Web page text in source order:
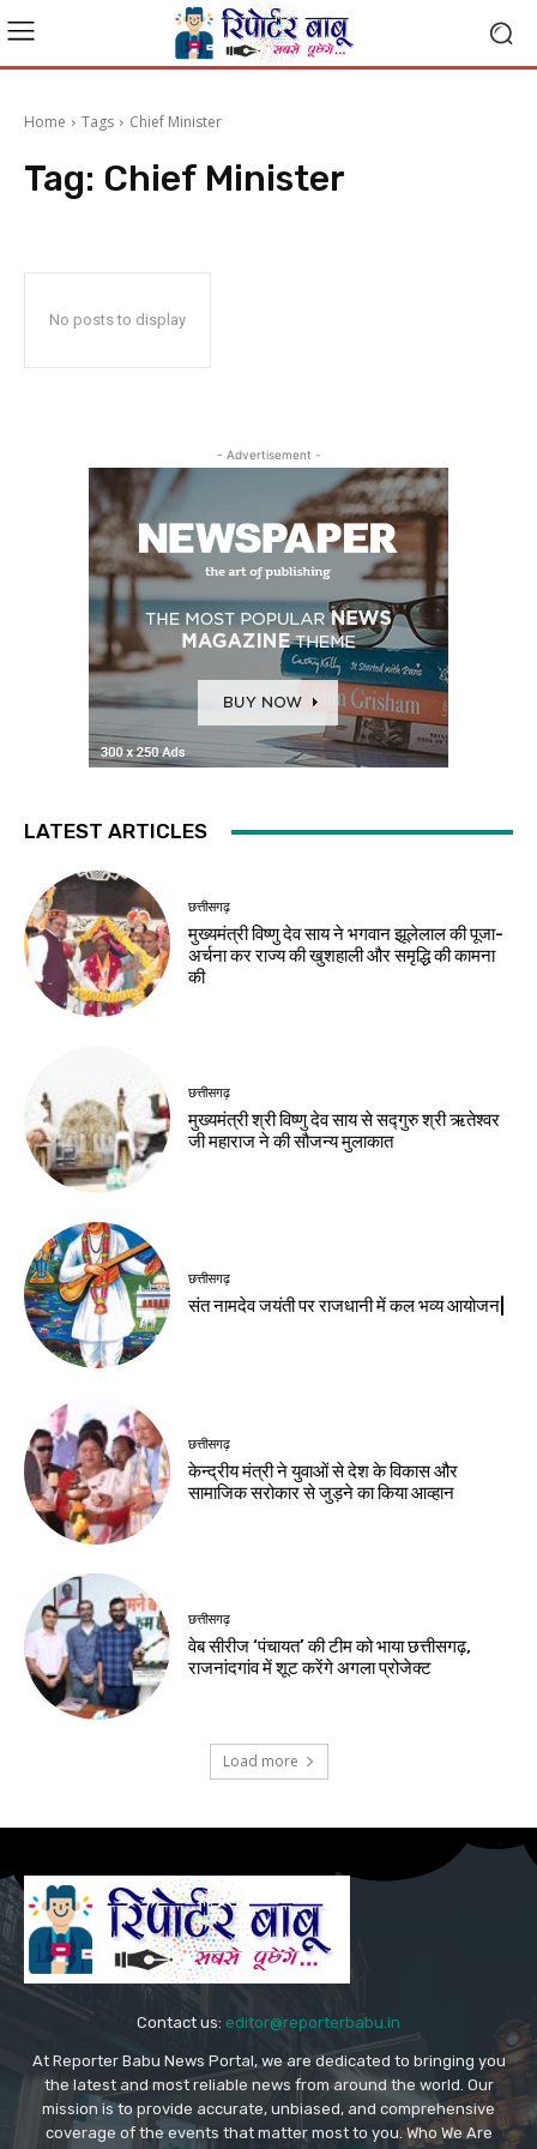
Home Tags Chief Minister
Tag: Chief Minister
No posts to display
- Advertisement -
LATEST ARTICLES
छत्तीसगढ़
मुख्यमंत्री विष्णु देव साय ने भगवान झूलेलाल की पूजा-
अर्चना कर राज्य की खुशहाली और समृद्धि की कामना
की
छत्तीसगढ़
मुख्यमंत्री श्री विष्णु देव साय से सद्गुरु श्री ऋतेश्वर
जी महाराज ने की सौजन्य मुलाकात
छत्तीसगढ़
संत नामदेव जयंती पर राजधानी में कल भव्य आयोजन|
छत्तीसगढ़
केन्द्रीय मंत्री ने युवाओं से देश के विकास और
सामाजिक सरोकार से जुड़ने का किया आव्हान
छत्तीसगढ़
वेब सीरीज ‘पंचायत’ की टीम को भाया छत्तीसगढ़,
राजनांदगांव में शूट करेंगे अगला प्रोजेक्ट
Load more
Contact us: editor@reporterbabu.in
At Reporter Babu News Portal, we are dedicated to bringing you
the latest and most reliable news from around the world. Our
mission is to provide accurate, unbiased, and comprehensive
coverage of the events that matter most to you. Who We Are